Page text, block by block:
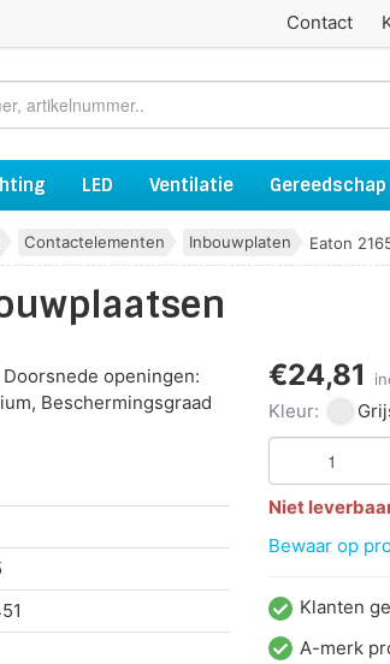
Contact
LED Ventilatie Gereedschap
Contactelementen Inbouwplaten Eaton
openingen:
Beschermingsgraad
€24,81
Kleur:
Niet
Bewaar op
Klanten
A-merk